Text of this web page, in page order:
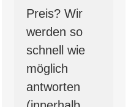
Preis? Wir
werden so
schnell wie
möglich
antworten